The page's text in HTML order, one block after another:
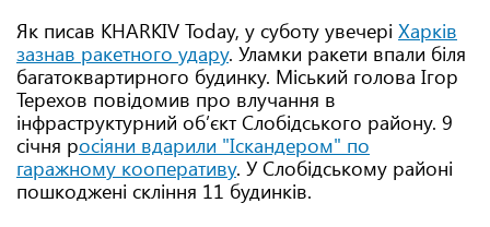
Як писав KHARKIV Today, у суботу увечері Харків
зазнав ракетного удару. Уламки ракети впали біля
багатоквартирного будинку. Міський голова Ігор
Терехов повідомив про влучання в
інфраструктурний обʼєкт Слобідського району. 9
січня росіяни вдарили "Іскандером" по
гаражному кооперативу. У Слобідському районі
пошкоджені скління 11 будинків.